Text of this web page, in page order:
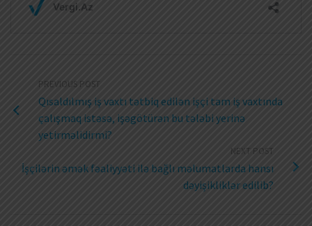
PREVIOUS POST
Qısaldılmış iş vaxtı tətbiq edilən işçi tam iş vaxtında
çalışmaq istəsə, işəgötürən bu tələbi yerinə
yetirməlidirmi?
NEXT POST
İşçilərin əmək fəaliyyəti ilə bağlı məlumatlarda hansı
dəyişikliklər edilib?